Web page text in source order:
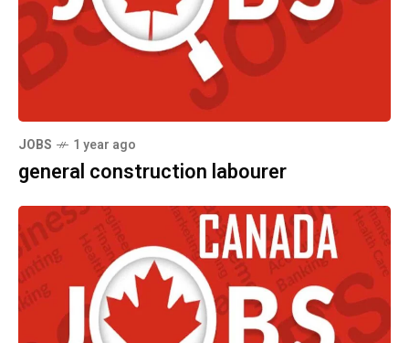
JOBS 1 year ago
general construction labourer